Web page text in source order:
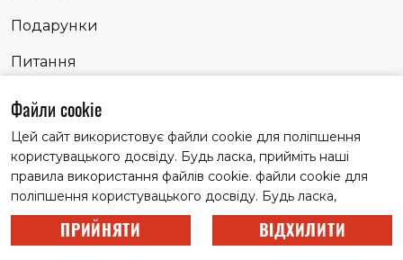
Подарунки
Питання
Сповідь
Матеріали із заголовком "Партнерські історії" публікуємо
на правах реклами
© 2022 Всі права захищені.
Розробка сайту –
Файли cookie
Цей сайт використовує файли cookie для поліпшення
користувацького досвіду. Будь ласка, прийміть наші
правила використання файлів cookie. файли cookie для
поліпшення користувацького досвіду. Будь ласка,
прийміть наші правила використання файлів cookie.
Цей сайт використовує файли cookie для поліпшення
ПРИЙНЯТИ ВІДХИЛИТИ